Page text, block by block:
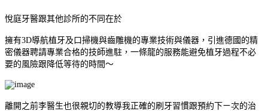
悅庭牙醫跟其他診所的不同在於
擁有3D導航植牙及口掃機與齒雕機的專業技術與儀器，引進德國的精
密儀器聘請專業合格的技師進駐，一條龍的服務能避免植牙過程不必
要的風險跟降低等待的時間～
離開之前李醫生也很親切的教導我正確的刷牙習慣跟預約下ㄧ次的治